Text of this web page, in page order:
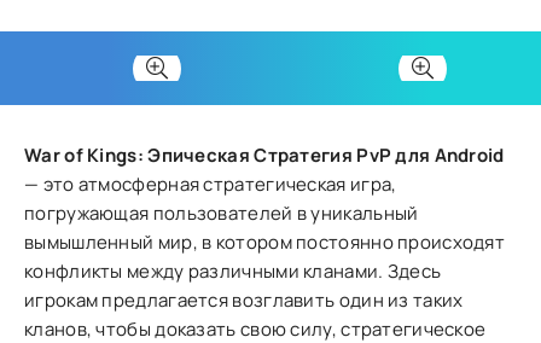
War of Kings: Эпическая Стратегия PvP для Android
— это атмосферная стратегическая игра,
погружающая пользователей в уникальный
вымышленный мир, в котором постоянно происходят
конфликты между различными кланами. Здесь
игрокам предлагается возглавить один из таких
кланов, чтобы доказать свою силу, стратегическое